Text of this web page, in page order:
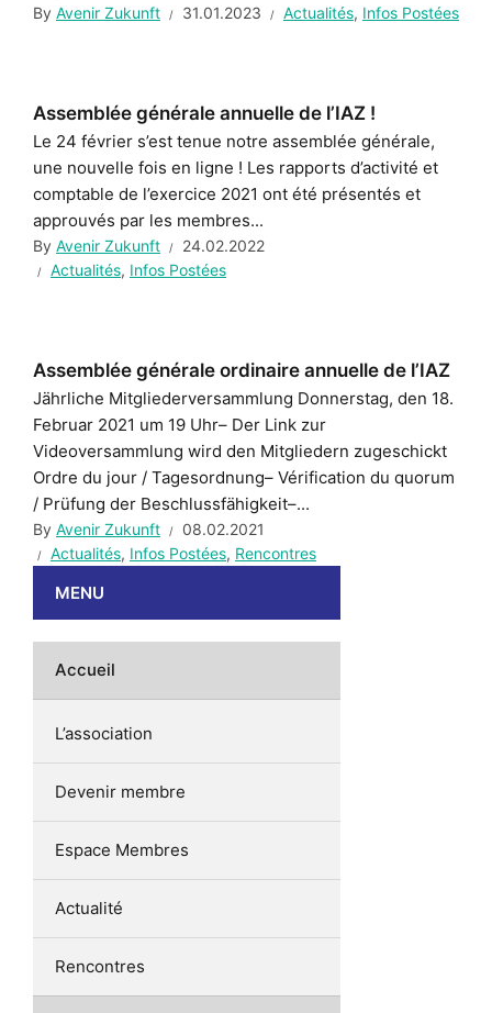
By Avenir Zukunft 31.01.2023 Actualités, Infos Postées
Assemblée générale annuelle de l’IAZ !
Le 24 février s’est tenue notre assemblée générale,
une nouvelle fois en ligne ! Les rapports d’activité et
comptable de l’exercice 2021 ont été présentés et
approuvés par les membres...
By Avenir Zukunft
24.02.2022
Actualités, Infos Postées
Assemblée générale ordinaire annuelle de l’IAZ
Jährliche Mitgliederversammlung Donnerstag, den 18.
Februar 2021 um 19 Uhr– Der Link zur
Videoversammlung wird den Mitgliedern zugeschickt
Ordre du jour / Tagesordnung– Vérification du quorum
/ Prüfung der Beschlussfähigkeit–...
By Avenir Zukunft
08.02.2021
Actualités, Infos Postées, Rencontres
MENU
Accueil
L’association
Devenir membre
Espace Membres
Actualité
Rencontres